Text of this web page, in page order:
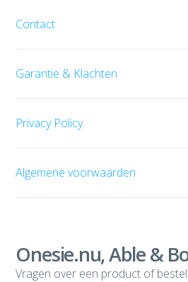
Contact
Garantie & Klachten
Privacy Policy
Algemene voorwaarden
Onesie.nu, Able &
Vragen over een product of